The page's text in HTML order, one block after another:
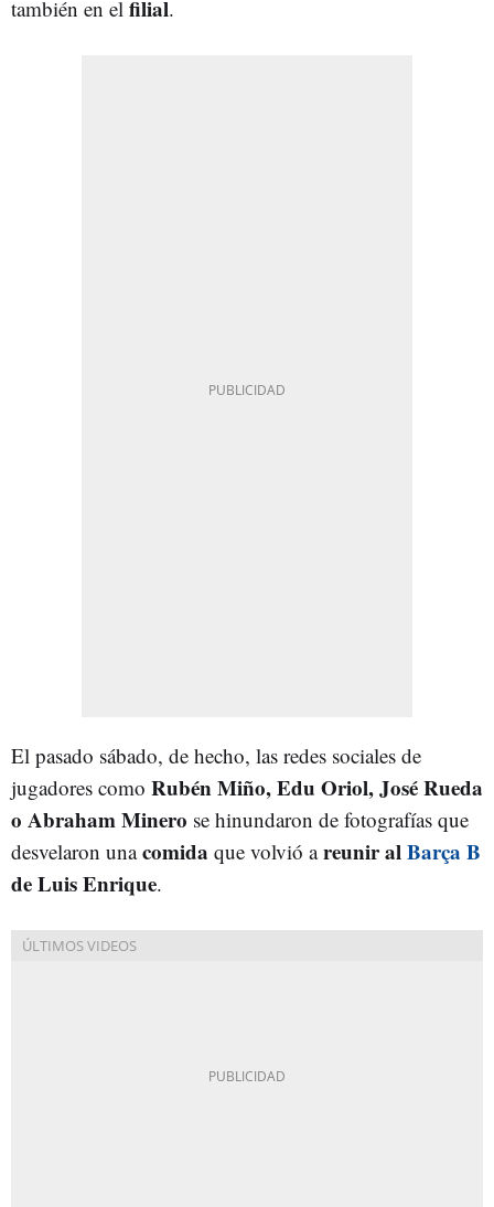
también en el filial.
El pasado sábado, de hecho, las redes sociales de
jugadores como Rubén Miño, Edu Oriol, José Rueda
o Abraham Minero se hinundaron de fotografías que
desvelaron unacomida que volvió areunir alBarça B
de Luis Enrique.